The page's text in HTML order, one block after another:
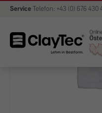
Service Telefon: +43 (0) 676 430